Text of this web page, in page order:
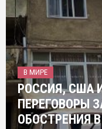
В МИРЕ
РОССИЯ, США
ПЕРЕГОВОРЫ
ОБОСТРЕНИЯ